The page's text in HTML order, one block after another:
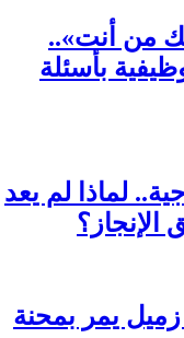
من أنت»..
بأسئلة
لماذا لم يعد
الإنجاز؟